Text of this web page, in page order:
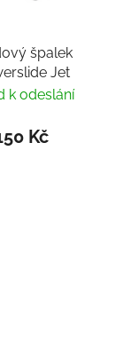
špalek
Jet
k odeslání
Kč